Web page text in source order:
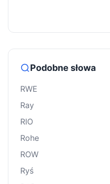
Podobne słowa
RWE
Ray
RIO
Rohe
ROW
Ryś